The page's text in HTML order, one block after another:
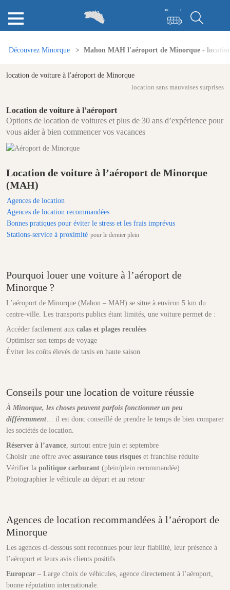
Découvrez Minorque Mahon MAH l'aéroport de Minorque -
location de voiture à l'aéroport de Minorque
location sans mauvaises surprises
Location de voiture à l’aéroport
Options de location de voitures et plus de 30 ans d’expérience pour
vous aider à bien commencer vos vacances
Location de voiture à l’aéroport de Minorque
(MAH)
Agences de location
Agences de location recommandées
Bonnes pratiques pour éviter le stress et les frais imprévus
Stations-service à proximité pour le dernier plein
Pourquoi louer une voiture à l’aéroport de
Minorque ?
L’aéroport de Minorque (Mahon – MAH) se situe à environ 5 km du
centre-ville. Les transports publics étant limités, une voiture permet de :
Accéder facilement aux calas et plages reculées
Optimiser son temps de voyage
Éviter les coûts élevés de taxis en haute saison
Conseils pour une location de voiture réussie
À Minorque, les choses peuvent parfois fonctionner un peu
différemment… il est donc conseillé de prendre le temps de bien comparer
les sociétés de location.
Réserver à l’avance, surtout entre juin et septembre
Choisir une offre avec assurance tous risques et franchise réduite
Vérifier la politique carburant (plein/plein recommandée)
Photographier le véhicule au départ et au retour
Agences de location recommandées à l’aéroport de
Minorque
Les agences ci-dessous sont reconnues pour leur fiabilité, leur présence à
l’aéroport et leurs avis clients positifs :
Europcar – Large choix de véhicules, agence directement à l’aéroport,
bonne réputation internationale.